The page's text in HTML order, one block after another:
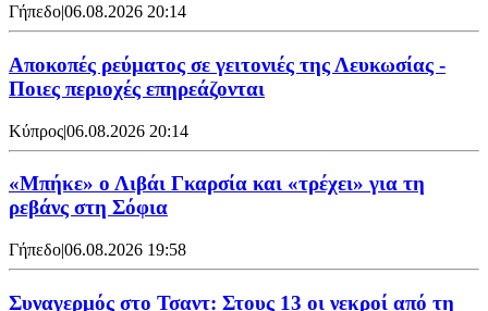
Γήπεδο|06.08.2026 20:14
Αποκοπές ρεύματος σε γειτονιές της Λευκωσίας -
Ποιες περιοχές επηρεάζονται
Κύπρος|06.08.2026 20:14
«Μπήκε» ο Λιβάι Γκαρσία και «τρέχει» για τη
ρεβάνς στη Σόφια
Γήπεδο|06.08.2026 19:58
Συναγερμός στο Τσαντ: Στους 13 οι νεκροί από τη